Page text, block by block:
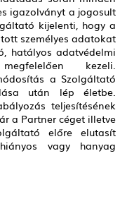
igazolványt a jogosult
kijelenti, hogy a
személyes adatokat
hatályos adatvédelmi
kezeli.
a Szolgáltató
után lép életbe.
teljesítésének
a Partner céget illetve
előre elutasít
vagy hanyag